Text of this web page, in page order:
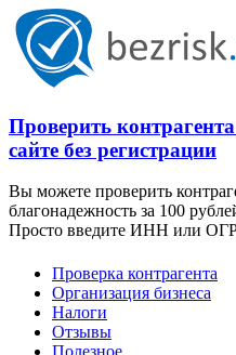
Проверить
сайте без регистрации
Вы можете проверить
благонадежность за 100
Просто введите ИНН или
Проверка контрагента
Организация бизнеса
Налоги
Отзывы
Полезное